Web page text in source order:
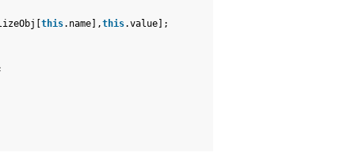
this.name],this.value];